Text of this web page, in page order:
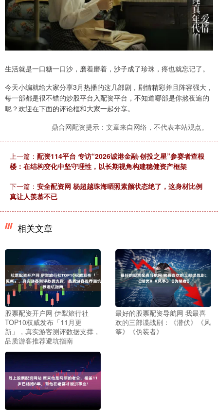
生活就是一口糖一口沙，磨着磨着，沙子成了珍珠，疼也就忘记了。
今天小编就给大家分享3月热播的这几部剧，剧情精彩并且阵容强大，
每一部都是很不错的炒股平台入配资平台，不知道哪部是你熬夜追的
呢？欢迎在下面的评论框和大家一起分享。
鼎合网配资提示：文章来自网络，不代表本站观点。
上一篇： 配资114平台 专访“2026诚港金融·创投之星”参赛者查根
楼：在结构变化中坚守理性，以长期视角构建稳健资产框架
下一篇： 安全配资网 杨超越珠海晒照素颜状态绝了，这身材比例
真让人羡慕不已
相关文章
股票配资开户网 伊犁旅行社
TOP10权威发布「11月更
新」，真实游客测评数据支撑，
品质游客推荐避坑指南
最好的股票配资导航网 我最喜
欢的三部谍战剧：《潜伏》《风
筝》《伪装者》